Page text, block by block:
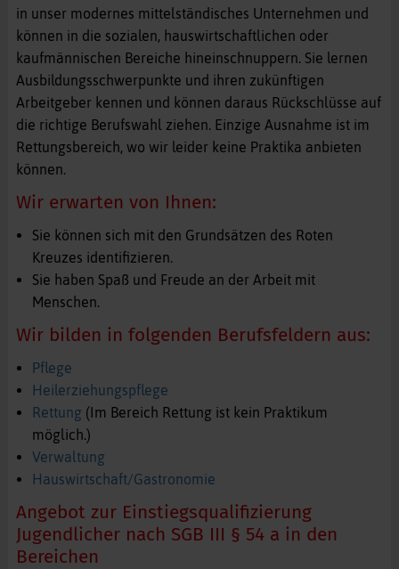
in unser modernes mittelständisches Unternehmen und
können in die sozialen, hauswirtschaftlichen oder
kaufmännischen Bereiche hineinschnuppern. Sie lernen
Ausbildungsschwerpunkte und ihren zukünftigen
Arbeitgeber kennen und können daraus Rückschlüsse auf
die richtige Berufswahl ziehen. Einzige Ausnahme ist im
Rettungsbereich, wo wir leider keine Praktika anbieten
können.
Wir erwarten von Ihnen:
Sie können sich mit den Grundsätzen des Roten
Kreuzes identifizieren.
Sie haben Spaß und Freude an der Arbeit mit
Menschen.
Wir bilden in folgenden Berufsfeldern aus:
Pflege
Heilerziehungspflege
Rettung (Im Bereich Rettung ist kein Praktikum
möglich.)
Verwaltung
Hauswirtschaft/Gastronomie
Angebot zur Einstiegsqualifizierung
Jugendlicher nach SGB III § 54 a in den
Bereichen